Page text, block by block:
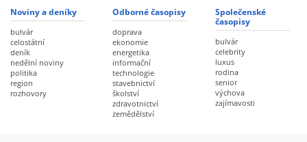
Noviny a deníky
bulvár
celostátní
deník
nedělní noviny
politika
region
rozhovory
Odborné časopisy
doprava
ekonomie
energetika
informační
technologie
stavebnictví
školství
zdravotnictví
zemědělství
Společenské
časopisy
bulvár
celebrity
luxus
rodina
senior
výchova
zajímavosti